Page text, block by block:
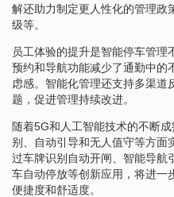
解还助力制定更人性化的管理政
级等。
员工体验的提升是智能停车管理
预约和导航功能减少了通勤中的
虑感。智能化管理还支持多渠道
题，促进管理持续改进。
随着5G和人工智能技术的不断
别、自动引导和无人值守等方面
过车牌识别自动开闸、智能导航
车自动停放等创新应用，将进一
便捷度和舒适度。